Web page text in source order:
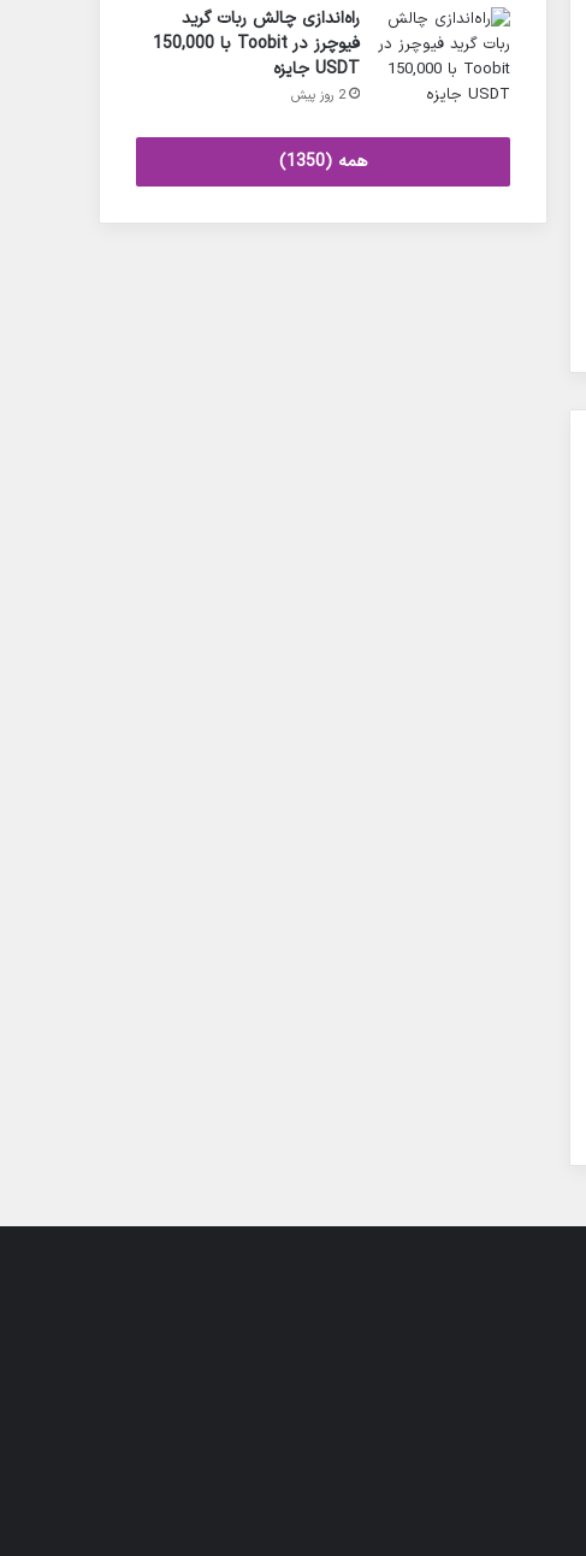
راه‌اندازی چالش ربات گرید
فیوچرز در Toobit با 150,000
USDT جایزه
2 روز پیش
همه (1350)